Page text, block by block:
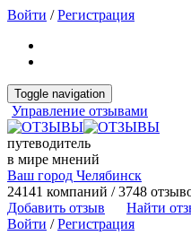
Войти /Регистрация
Toggle navigation
Управление отзывами
путеводитель
в мире мнений
Ваш город Челябинск
24141 компаний / 3748
Добавить отзыв
Найти
Войти /Регистрация